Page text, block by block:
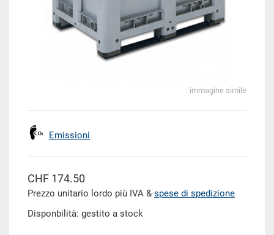
immagine simile
Emissioni
CHF 174.50
Prezzo unitario lordo più IVA & spese di spedizione
Disponbilità: gestito a stock